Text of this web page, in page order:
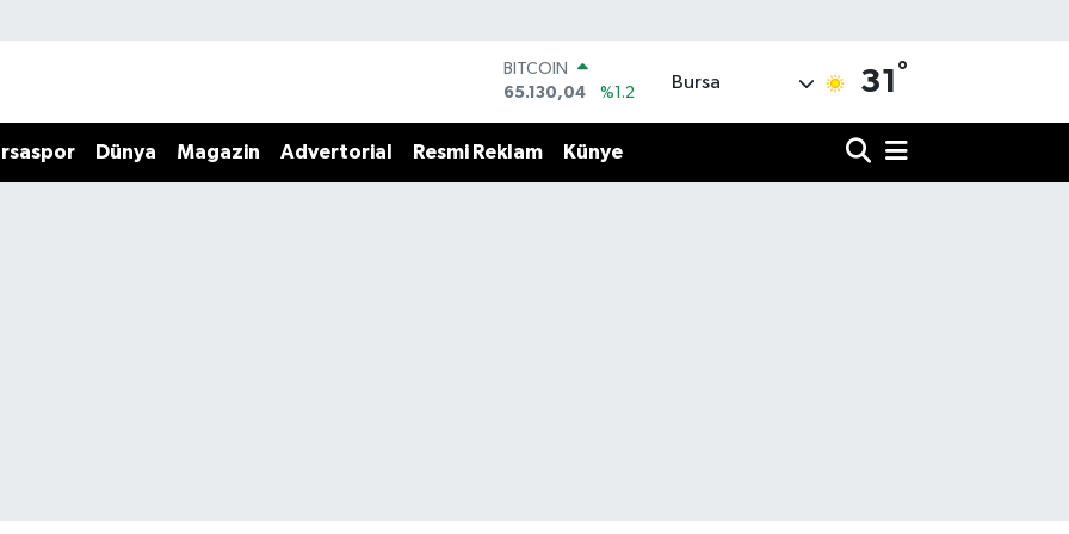
BITCOIN
65.130,04
%1.2
47,7069
Bursa 31 °
Dünya Magazin Advertorial Resmi Reklam Künye